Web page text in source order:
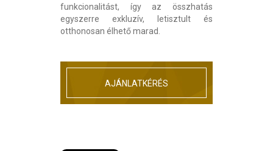
funkcionalitást, így az összhatás
egyszerre exkluzív, letisztult és
otthonosan élhető marad.
AJÁNLATKÉRÉS